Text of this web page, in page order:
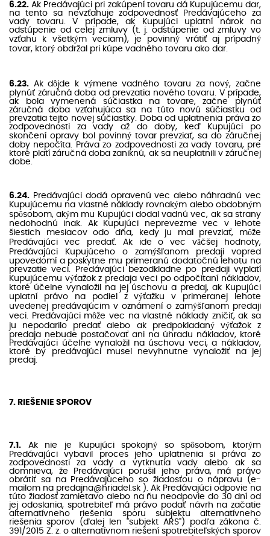
6.22. Ak Predávajúci pri zakúpení tovaru dá Kupujúcemu dar,
na tento sa nevzťahuje zodpovednosť Predávajúceho za
vady tovaru. V prípade, ak Kupujúci uplatní nárok na
odstúpenie od celej zmluvy (t. j. odstúpenie od zmluvy vo
vzťahu k všetkým veciam), je povinný vrátiť aj prípadný
tovar, ktorý obdržal pri kúpe vadného tovaru ako dar.
6.23. Ak dôjde k výmene vadného tovaru za nový, začne
plynúť záručná doba od prevzatia nového tovaru. V prípade,
ak bola vymenená súčiastka na tovare, začne plynúť
záručná doba vzťahujúca sa na túto novú súčiastku od
prevzatia tejto novej súčiastky. Doba od uplatnenia práva zo
zodpovednosti za vady až do doby, keď Kupujúci po
skončení opravy bol povinný tovar prevziať, sa do záručnej
doby nepočíta. Práva zo zodpovednosti za vady tovaru, pre
ktoré platí záručná doba zaniknú, ak sa neuplatnili v záručnej
dobe.
6.24. Predávajúci dodá opravenú vec alebo náhradnú vec
Kupujúcemu na vlastné náklady rovnakým alebo obdobným
spôsobom, akým mu Kupujúci dodal vadnú vec, ak sa strany
nedohodnú inak. Ak Kupujúci neprevezme vec v lehote
šiestich mesiacov odo dňa, kedy ju mal prevziať, môže
Predávajúci vec predať. Ak ide o vec väčšej hodnoty,
Predávajúci Kupujúceho o zamýšľanom predaji vopred
upovedomí a poskytne mu primeranú dodatočnú lehotu na
prevzatie veci. Predávajúci bezodkladne po predaji vyplatí
Kupujúcemu výťažok z predaja veci po odpočítaní nákladov,
ktoré účelne vynaložil na jej úschovu a predaj, ak Kupujúci
uplatní právo na podiel z výťažku v primeranej lehote
uvedenej predávajúcim v oznámení o zamýšľanom predaji
veci. Predávajúci môže vec na vlastné náklady zničiť, ak sa
ju nepodarilo predať alebo ak predpokladaný výťažok z
predaja nebude postačovať ani na úhradu nákladov, ktoré
Predávajúci účelne vynaložil na úschovu veci, a nákladov,
ktoré by predávajúci musel nevyhnutne vynaložiť na jej
predaj.
7. RIEŠENIE SPOROV
7.1. Ak nie je Kupujúci spokojný so spôsobom, ktorým
Predávajúci vybavil proces jeho uplatnenia si práva zo
zodpovednosti za vady a vytknutia vady alebo ak sa
domnieva, že Predávajúci porušil jeho práva, má právo
obrátiť sa na Predávajúceho so žiadosťou o nápravu (e-
mailom na predajna@hriadel.sk ). Ak Predávajúci odpovie na
túto žiadosť zamietavo alebo na ňu neodpovie do 30 dní od
jej odoslania, spotrebiteľ má právo podať návrh na začatie
alternatívneho riešenia sporu subjektu alternatívneho
riešenia sporov (ďalej len "subjekt ARS") podľa zákona č.
391/2015 Z. z. o alternatívnom riešení spotrebiteľských sporov